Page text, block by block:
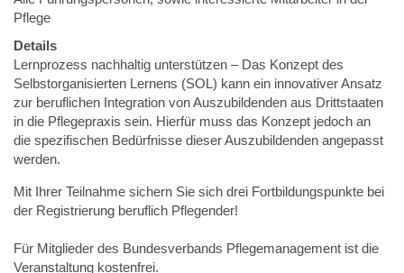
Pflege
Details
Lernprozess nachhaltig unterstützen – Das Konzept des
Selbstorganisierten Lernens (SOL) kann ein innovativer Ansatz
zur beruflichen Integration von Auszubildenden aus Drittstaaten
in die Pflegepraxis sein. Hierfür muss das Konzept jedoch an
die spezifischen Bedürfnisse dieser Auszubildenden angepasst
werden.
Mit Ihrer Teilnahme sichern Sie sich drei Fortbildungspunkte bei
der Registrierung beruflich Pflegender!
Für Mitglieder des Bundesverbands Pflegemanagement ist die
Veranstaltung kostenfrei.